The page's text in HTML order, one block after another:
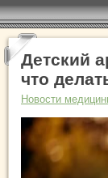
Детский
что
Новости